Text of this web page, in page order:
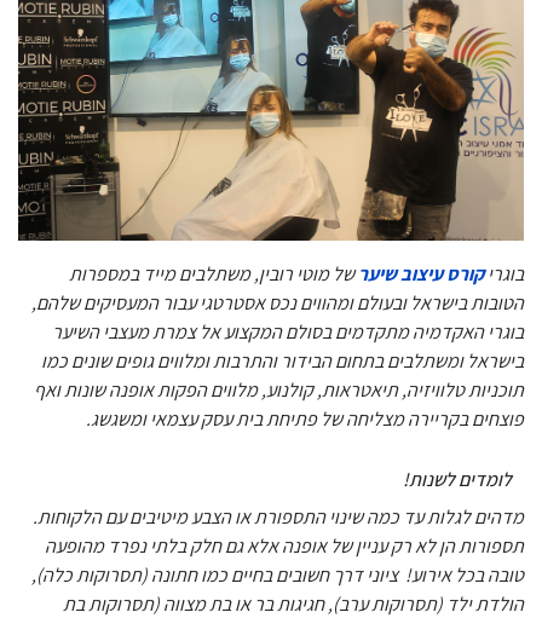
בוגריקורס עיצוב שיערשל מוטי רובין, משתלבים מייד במספרות
הטובות בישראל ובעולם ומהווים נכס אסטרטגי עבור המעסיקים שלהם,
בוגרי האקדמיה מתקדמים בסולם המקצוע אל צמרת מעצבי השיער
בישראל ומשתלבים בתחום הבידור והתרבות ומלווים גופים שונים כמו
תוכניות טלוויזיה, תיאטראות, קולנוע, מלווים הפקות אופנה שונות ואף
פוצחים בקריירה מצליחה של פתיחת בית עסק עצמאי ומשגשג.
לומדים לשנות!
מדהים לגלות עד כמה שינוי התספורת או הצבע מיטיבים עם הלקוחות.
תספורות הן לא רק עניין של אופנה אלא גם חלק בלתי נפרד מהופעה
טובה בכל אירוע! ציוני דרך חשובים בחיים כמו חתונה (תסרוקות כלה),
הולדת ילד (תסרוקות ערב), חגיגות בר או בת מצווה (תסרוקות בת